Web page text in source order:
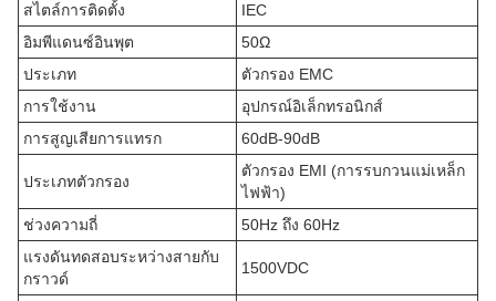
สไตล์การติดตั้ง
IEC
อิมพีแดนซ์อินพุต
50Ω
ประเภท
ตัวกรอง EMC
การใช้งาน
อุปกรณ์อิเล็กทรอนิกส์
การสูญเสียการแทรก
60dB-90dB
ประเภทตัวกรอง
ตัวกรอง EMI (การรบกวนแม่เหล็ก
ไฟฟ้า)
ช่วงความถี่
50Hz ถึง 60Hz
แรงดันทดสอบระหว่างสายกับ
กราวด์
1500VDC